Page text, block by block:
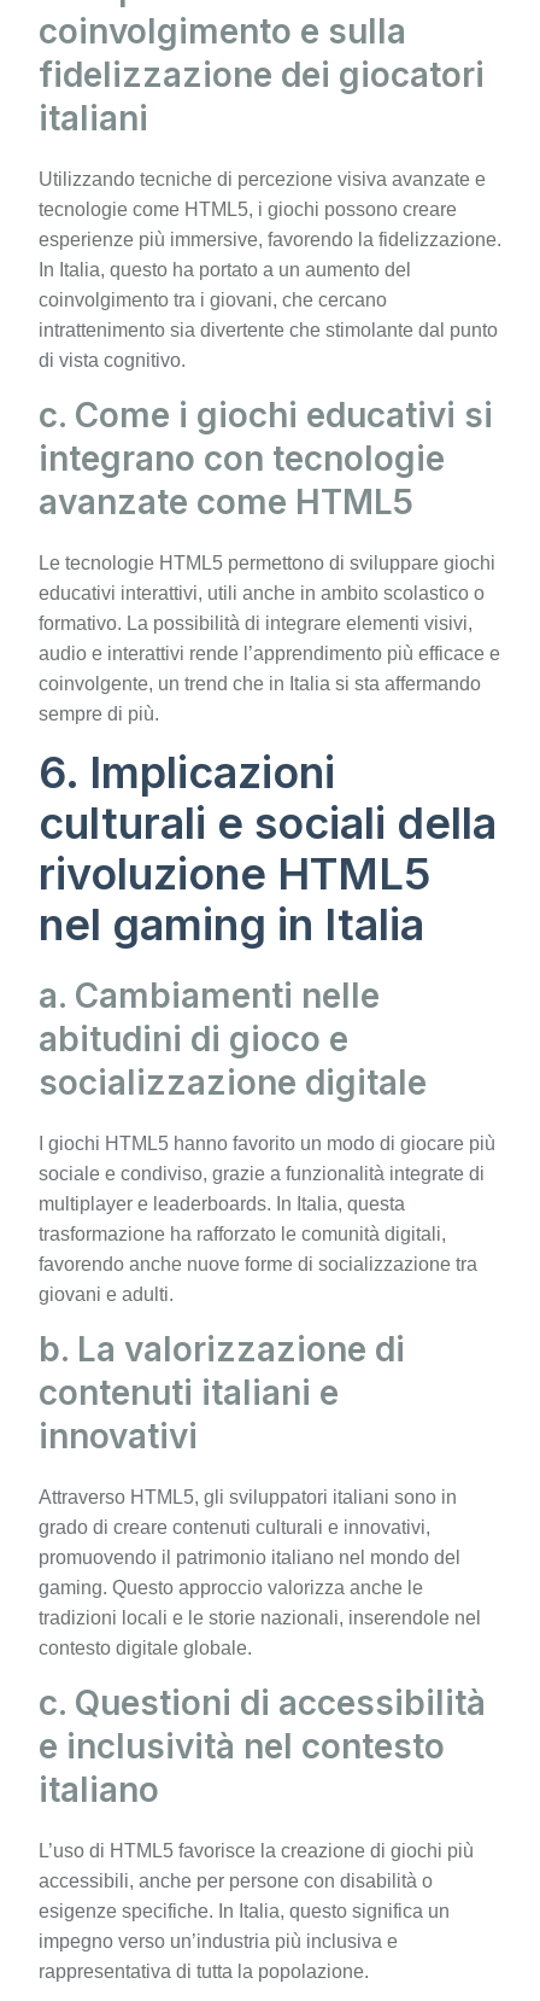
coinvolgimento e sulla
fidelizzazione dei giocatori
italiani
Utilizzando tecniche di percezione visiva avanzate e
tecnologie come HTML5, i giochi possono creare
esperienze più immersive, favorendo la fidelizzazione.
In Italia, questo ha portato a un aumento del
coinvolgimento tra i giovani, che cercano
intrattenimento sia divertente che stimolante dal punto
di vista cognitivo.
c. Come i giochi educativi si
integrano con tecnologie
avanzate come HTML5
Le tecnologie HTML5 permettono di sviluppare giochi
educativi interattivi, utili anche in ambito scolastico o
formativo. La possibilità di integrare elementi visivi,
audio e interattivi rende l’apprendimento più efficace e
coinvolgente, un trend che in Italia si sta affermando
sempre di più.
6. Implicazioni
culturali e sociali della
rivoluzione HTML5
nel gaming in Italia
a. Cambiamenti nelle
abitudini di gioco e
socializzazione digitale
I giochi HTML5 hanno favorito un modo di giocare più
sociale e condiviso, grazie a funzionalità integrate di
multiplayer e leaderboards. In Italia, questa
trasformazione ha rafforzato le comunità digitali,
favorendo anche nuove forme di socializzazione tra
giovani e adulti.
b. La valorizzazione di
contenuti italiani e
innovativi
Attraverso HTML5, gli sviluppatori italiani sono in
grado di creare contenuti culturali e innovativi,
promuovendo il patrimonio italiano nel mondo del
gaming. Questo approccio valorizza anche le
tradizioni locali e le storie nazionali, inserendole nel
contesto digitale globale.
c. Questioni di accessibilità
e inclusività nel contesto
italiano
L’uso di HTML5 favorisce la creazione di giochi più
accessibili, anche per persone con disabilità o
esigenze specifiche. In Italia, questo significa un
impegno verso un’industria più inclusiva e
rappresentativa di tutta la popolazione.